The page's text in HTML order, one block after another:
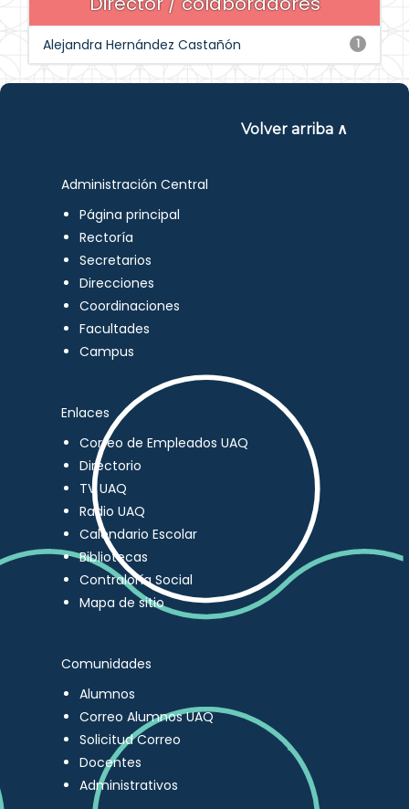
1
Alejandra Hernández Castañón
Volver arriba ∧
Administración Central
Página principal
Rectoría
Secretarios
Direcciones
Coordinaciones
Facultades
Campus
Enlaces
Correo de Empleados UAQ
Directorio
TV UAQ
Radio UAQ
Calendario Escolar
Bibliotecas
Contraloría Social
Mapa de sitio
Comunidades
Alumnos
Correo Alumnos UAQ
Solicitud Correo
Docentes
Administrativos